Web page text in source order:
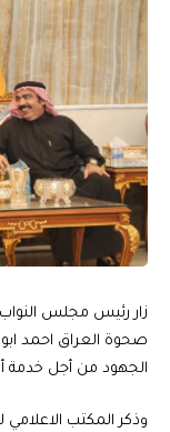
زار رئيس مجلس
صحوة العراق احمد ابو
الجهود من أجل خدمة
وذكر المكتب